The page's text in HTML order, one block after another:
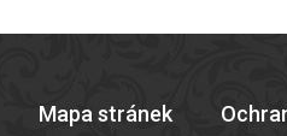
Mapa stránek